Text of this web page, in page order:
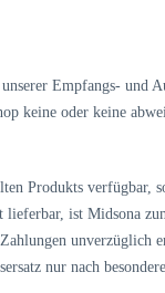
Empfangs- und
keine oder keine
Produkts verfügbar,
lieferbar, ist Midsona
unverzüglich
nur nach